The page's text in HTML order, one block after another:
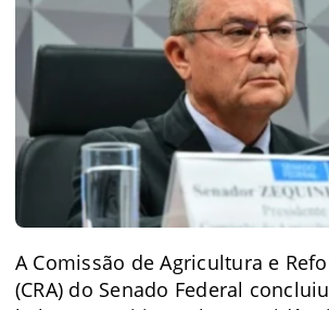
A Comissão de Agricultura e
(CRA) do Senado Federal